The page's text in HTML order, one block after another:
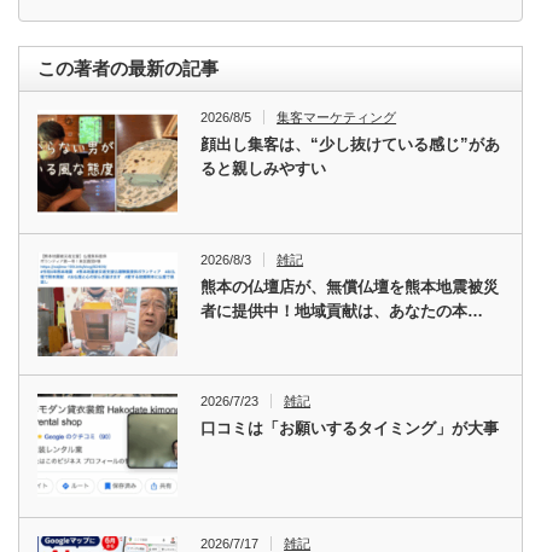
この著者の最新の記事
2026/8/5 集客マーケティング
顔出し集客は、“少し抜けている感じ”があ
ると親しみやすい
2026/8/3 雑記
熊本の仏壇店が、無償仏壇を熊本地震被災
者に提供中！地域貢献は、あなたの本…
2026/7/23 雑記
口コミは「お願いするタイミング」が大事
2026/7/17 雑記